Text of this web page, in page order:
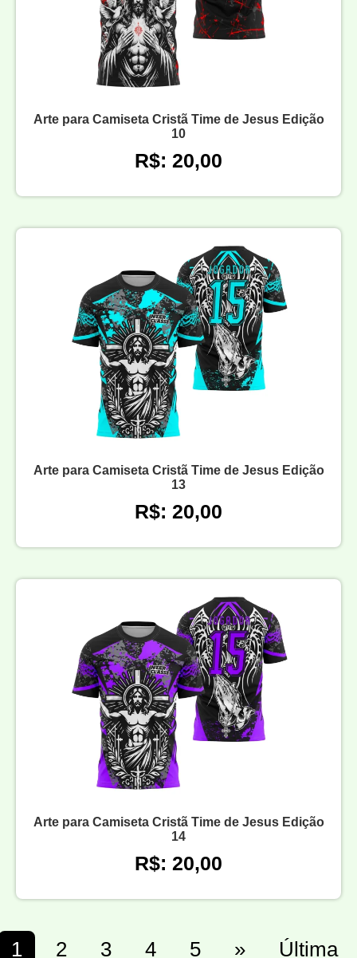
Arte para Camiseta Cristã Time de Jesus Edição
10
R$: 20,00
Arte para Camiseta Cristã Time de Jesus Edição
13
R$: 20,00
Arte para Camiseta Cristã Time de Jesus Edição
14
R$: 20,00
1 2 3 4 5 » Última